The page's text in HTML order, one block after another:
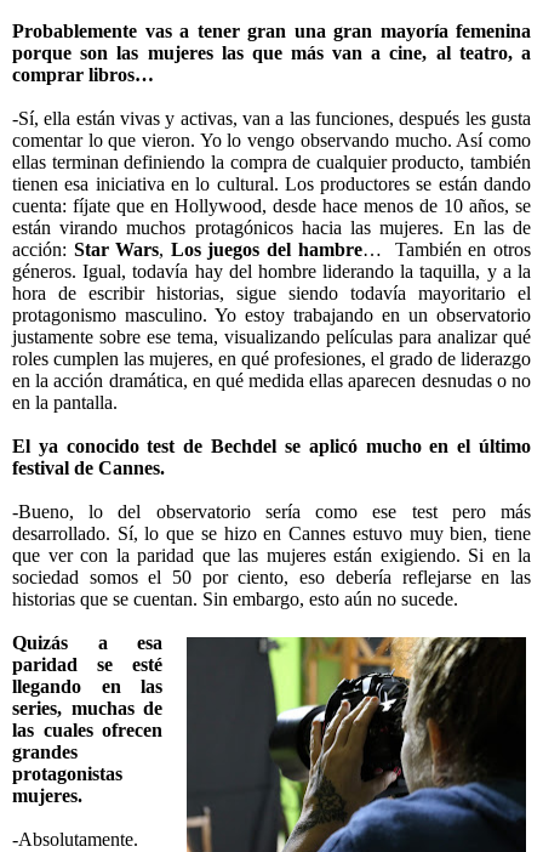
Probablemente vas a tener gran una gran mayoría femenina
porque son las mujeres las que más van a cine, al teatro, a
comprar libros…
-Sí, ella están vivas y activas, van a las funciones, después les gusta
comentar lo que vieron. Yo lo vengo observando mucho. Así como
ellas terminan definiendo la compra de cualquier producto, también
tienen esa iniciativa en lo cultural. Los productores se están dando
cuenta: fíjate que en Hollywood, desde hace menos de 10 años, se
están virando muchos protagónicos hacia las mujeres. En las de
acción: Star Wars, Los juegos del hambre…
También en otros
géneros. Igual, todavía hay del hombre liderando la taquilla, y a la
hora de escribir historias, sigue siendo todavía mayoritario el
protagonismo masculino. Yo estoy trabajando en un observatorio
justamente sobre ese tema, visualizando películas para analizar qué
roles cumplen las mujeres, en qué profesiones, el grado de liderazgo
en la acción dramática, en qué medida ellas aparecen desnudas o no
en la pantalla.
El ya conocido test de Bechdel se aplicó mucho en el último
festival de Cannes.
-Bueno, lo del observatorio sería como ese test pero más
desarrollado. Sí, lo que se hizo en Cannes estuvo muy bien, tiene
que ver con la paridad que las mujeres están exigiendo. Si en la
sociedad somos el 50 por ciento, eso debería reflejarse en las
historias que se cuentan. Sin embargo, esto aún no sucede.
Quizás a esa
paridad se esté
llegando en las
series, muchas de
las cuales ofrecen
grandes
protagonistas
mujeres.
-Absolutamente.